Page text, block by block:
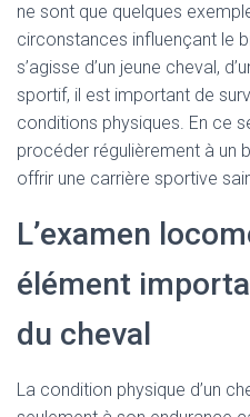
ne sont que quelques
circonstances influençant le
s’agisse d’un jeune cheval,
sportif, il est important de
conditions physiques. En ce
procéder régulièrement à un
offrir une carrière sportive
L’examen
élément
du cheval
La condition physique d’un